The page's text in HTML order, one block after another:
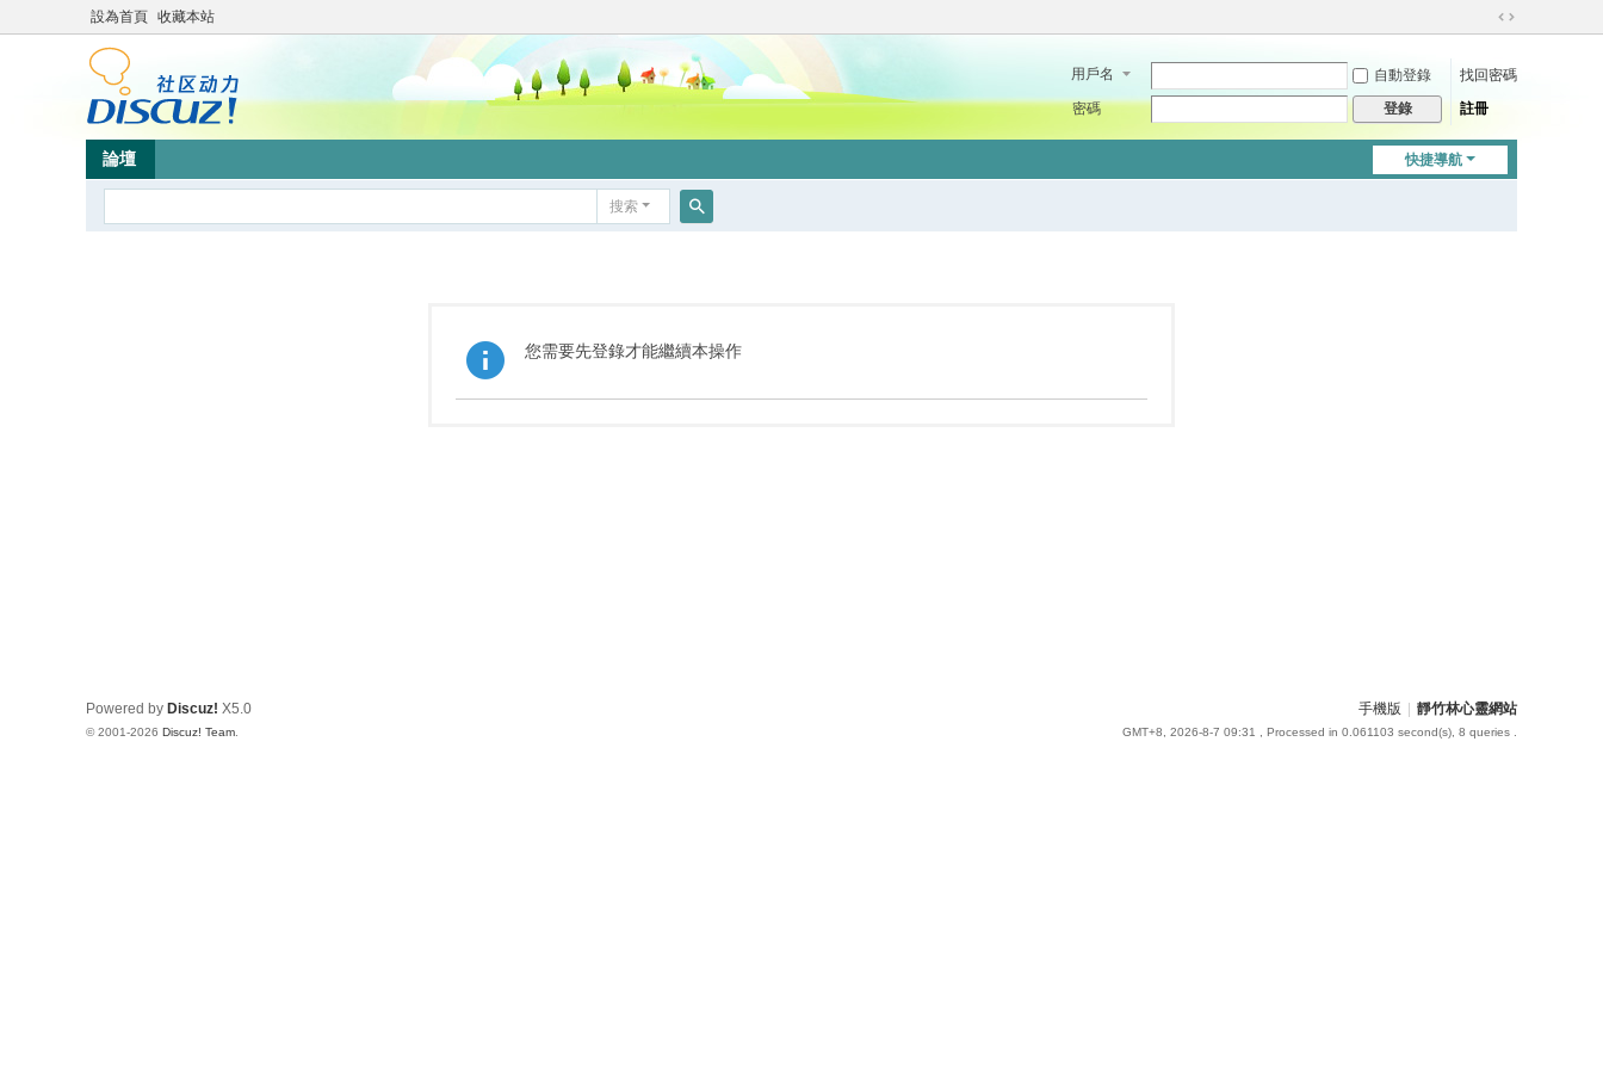
設為首頁 收藏本站
切
到
用戶名 自動登錄
找回密碼
密碼
登錄 註冊
快捷導航
論壇
搜索
您需要先登錄才能繼續本操作
手機版 靜竹林心靈網站
GMT+8, 2026-8-7 09:31 , Processed in 0.061103 second(s), 8 queries .
Powered by Discuz! X5.0
© 2001-2026 Discuz! Team